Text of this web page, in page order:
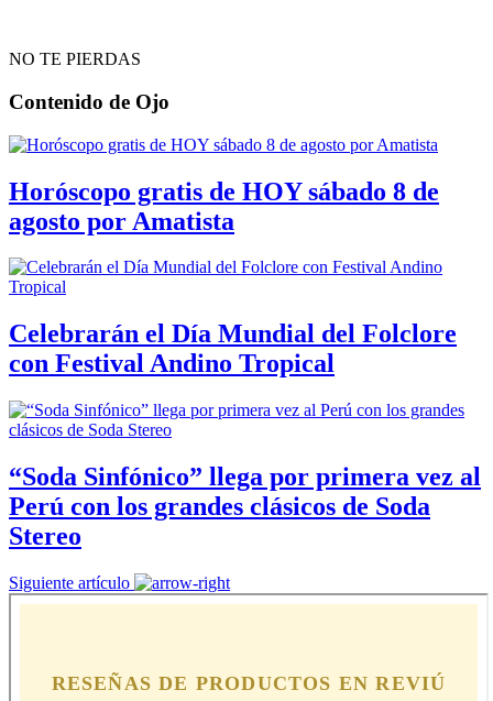
NO TE PIERDAS
Contenido de Ojo
Horóscopo gratis de HOY sábado 8 de
agosto por Amatista
Celebrarán el Día Mundial del Folclore
con Festival Andino Tropical
“Soda Sinfónico” llega por primera vez al
Perú con los grandes clásicos de Soda
Stereo
Siguiente artículo